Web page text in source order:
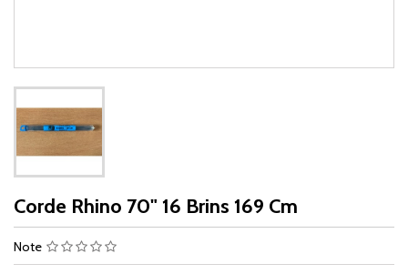
Corde Rhino 70" 16 Brins 169 Cm
Note